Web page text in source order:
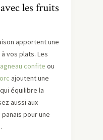
les fruits
apportent une
vos plats. Les
confite ou
ajoutent une
équilibre la
aussi aux
pour une